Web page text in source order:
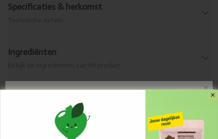
Specificaties & herkomst
Ingrediënten
Ontvang Updates en Promo's